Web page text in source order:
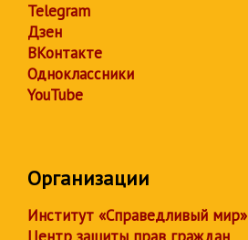
Telegram
Дзен
ВКонтакте
Одноклассники
YouTube
Организации
Институт «Справедливый мир»